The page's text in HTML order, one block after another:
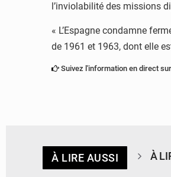
l’inviolabilité des missions
« L’Espagne condamne
de 1961 et 1963, dont elle
Suivez l'information en direct
À LIRE AUSSI À